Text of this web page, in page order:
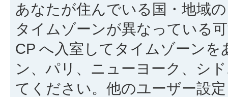
あなたが住んでいる国・地域
タイムゾーンが異なっている
CP へ入室してタイムゾーン
ン、パリ、ニューヨーク、シ
てください。他のユーザー設